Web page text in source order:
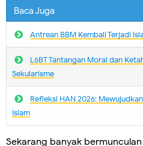
Baca Juga
Antrean BBM Kembali Terjadi
L6BT Tantangan Moral dan
Sekularisme
Refleksi HAN 2026:
Islam
Sekarang banyak